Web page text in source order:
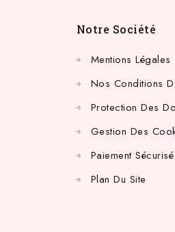
Notre Société
Mentions Légales
Nos Conditions
Protection Des
Gestion Des
Paiement Sécurisé
Plan Du Site